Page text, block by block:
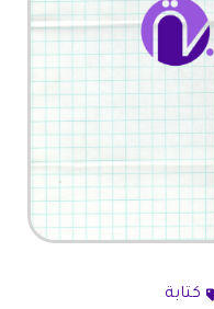
كتابة